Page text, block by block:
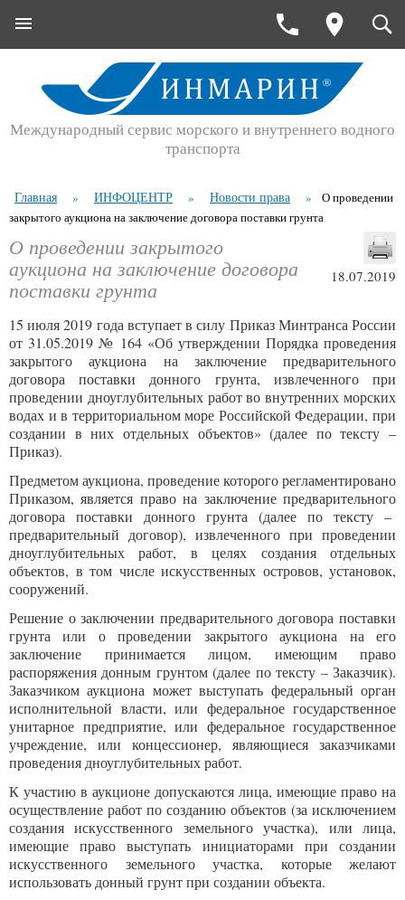
Международный сервис морского и внутреннего водного
транспорта
Главная » ИНФОЦЕНТР » Новости права »
О проведении
закрытого аукциона на заключение договора поставки грунта
18.07.2019
О проведении закрытого
аукциона на заключение договора
поставки грунта
15 июля 2019 года вступает в силу Приказ Минтранса России
от 31.05.2019 № 164 «Об утверждении Порядка проведения
закрытого аукциона на заключение предварительного
договора поставки донного грунта, извлеченного при
проведении дноуглубительных работ во внутренних морских
водах и в территориальном море Российской Федерации, при
создании в них отдельных объектов» (далее по тексту –
Приказ).
Предметом аукциона, проведение которого регламентировано
Приказом, является право на заключение предварительного
договора поставки донного грунта (далее по тексту –
предварительный договор), извлеченного при проведении
дноуглубительных работ, в целях создания отдельных
объектов, в том числе искусственных островов, установок,
сооружений.
Решение о заключении предварительного договора поставки
грунта или о проведении закрытого аукциона на его
заключение принимается лицом, имеющим право
распоряжения донным грунтом (далее по тексту – Заказчик).
Заказчиком аукциона может выступать федеральный орган
исполнительной власти, или федеральное государственное
унитарное предприятие, или федеральное государственное
учреждение, или концессионер, являющиеся заказчиками
проведения дноуглубительных работ.
К участию в аукционе допускаются лица, имеющие право на
осуществление работ по созданию объектов (за исключением
создания искусственного земельного участка), или лица,
имеющие право выступать инициаторами при создании
искусственного земельного участка, которые желают
использовать донный грунт при создании объекта.